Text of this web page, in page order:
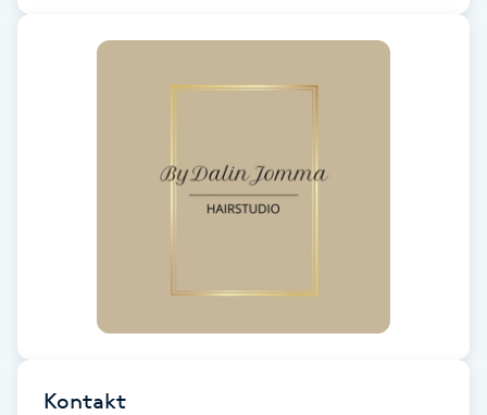
Fransk manikyr
Kontakt